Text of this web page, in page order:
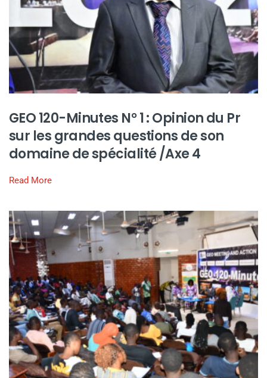
GEO 120-Minutes N° 1 : Opinion du Pr
sur les grandes questions de son
domaine de spécialité /Axe 4
Read More